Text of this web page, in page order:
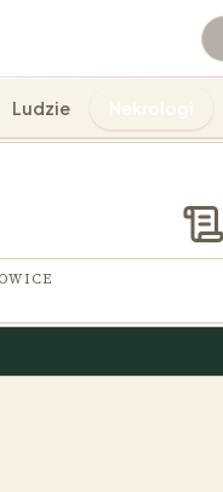
Ludzie Nekrologi